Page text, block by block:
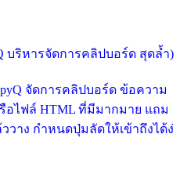
บริหารจัดการคลิปบอร์ด สุดล้ำ)
จัดการคลิปบอร์ด ข้อความ
อไฟล์ HTML ที่มีมากมาย แถม
วาง กำหนดปุ่มลัดให้เข้าถึงได้ง่